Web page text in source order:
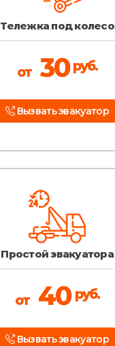
Тележка под колесо
от 30 руб.
Вызвать эвакуатор
Простой эвакуатора
от 40 руб.
Вызвать эвакуатор